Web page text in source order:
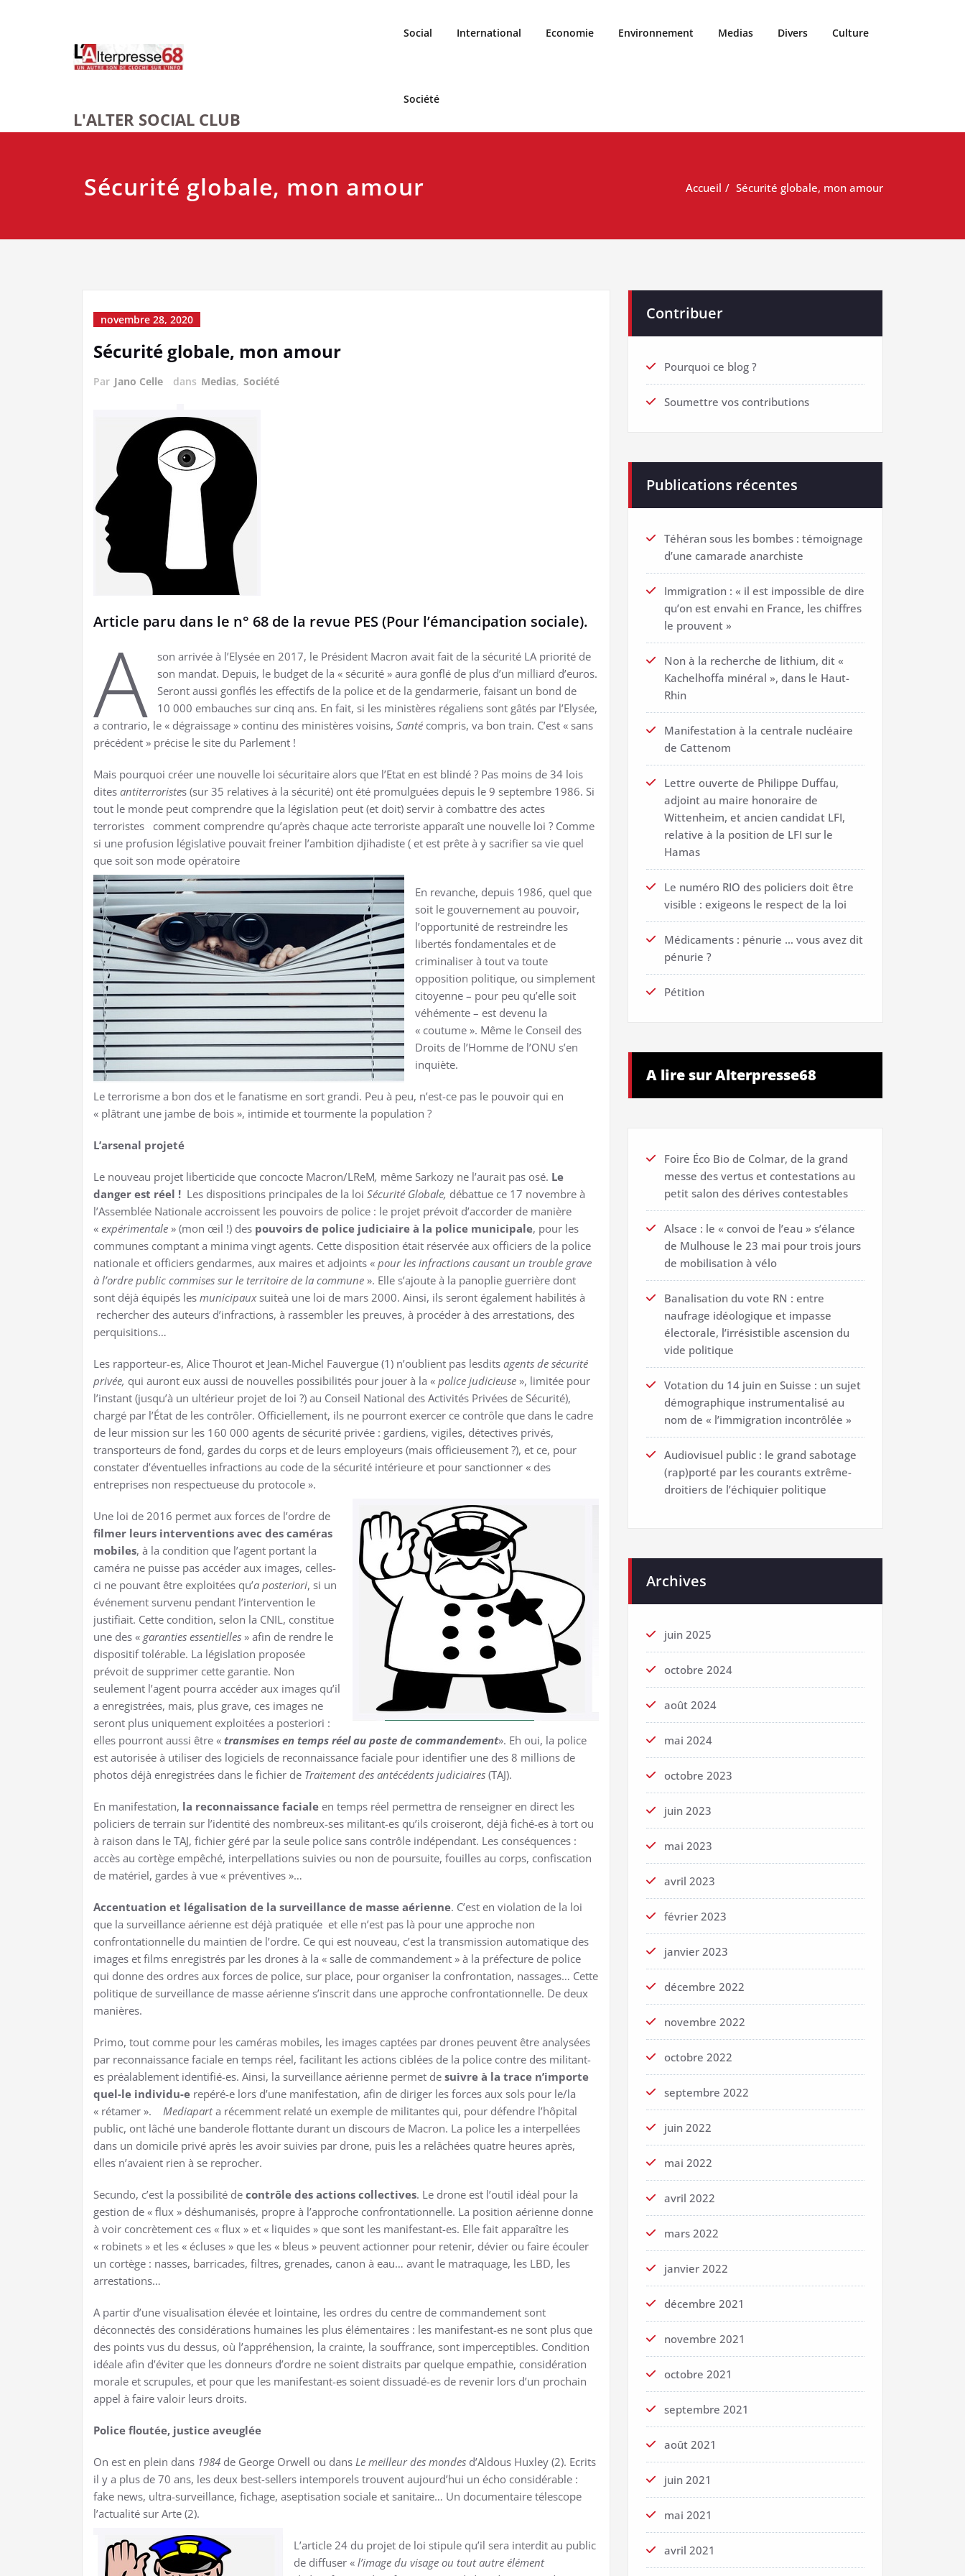
L'ALTER SOCIAL CLUB
Social International Economie Environnement Medias Divers Culture
Société
Sécurité globale, mon amour Accueil Sécurité globale, mon amour
novembre 28, 2020
Sécurité globale, mon amour
Par Jano Celle dans Medias, Société
Article paru dans le n° 68 de la revue PES (Pour l’émancipation sociale).
A
son arrivée à l’Elysée en 2017, le Président Macron avait fait de la sécurité LA priorité de
son mandat. Depuis, le budget de la « sécurité » aura gonflé de plus d’un milliard d’euros.
Seront aussi gonflés les effectifs de la police et de la gendarmerie, faisant un bond de
10 000 embauches sur cinq ans. En fait, si les ministères régaliens sont gâtés par l’Elysée,
a contrario, le « dégraissage » continu des ministères voisins, Santé compris, va bon train. C’est « sans
précédent » précise le site du Parlement !
Mais pourquoi créer une nouvelle loi sécuritaire alors que l’Etat en est blindé ? Pas moins de 34 lois
dites antiterroristes (sur 35 relatives à la sécurité) ont été promulguées depuis le 9 septembre 1986. Si
tout le monde peut comprendre que la législation peut (et doit) servir à combattre des actes
terroristes comment comprendre qu’après chaque acte terroriste apparaît une nouvelle loi ? Comme
si une profusion législative pouvait freiner l’ambition djihadiste ( et est prête à y sacrifier sa vie quel
que soit son mode opératoire
En revanche, depuis 1986, quel que
soit le gouvernement au pouvoir,
l’opportunité de restreindre les
libertés fondamentales et de
criminaliser à tout va toute
opposition politique, ou simplement
citoyenne – pour peu qu’elle soit
véhémente – est devenu la
« coutume ». Même le Conseil des
Droits de l’Homme de l’ONU s’en
inquiète.
Le terrorisme a bon dos et le fanatisme en sort grandi. Peu à peu, n’est-ce pas le pouvoir qui en
« plâtrant une jambe de bois », intimide et tourmente la population ?
L’arsenal projeté
Le nouveau projet liberticide que concocte Macron/LReM, même Sarkozy ne l’aurait pas osé. Le
danger est réel ! Les dispositions principales de la loi Sécurité Globale, débattue ce 17 novembre à
l’Assemblée Nationale accroissent les pouvoirs de police : le projet prévoit d’accorder de manière
« expérimentale » (mon œil !) des pouvoirs de police judiciaire à la police municipale, pour les
communes comptant a minima vingt agents. Cette disposition était réservée aux officiers de la police
nationale et officiers gendarmes, aux maires et adjoints « pour les infractions causant un trouble grave
à l’ordre public commises sur le territoire de la commune ». Elle s’ajoute à la panoplie guerrière dont
sont déjà équipés les municipaux suiteà une loi de mars 2000. Ainsi, ils seront également habilités à
rechercher des auteurs d’infractions, à rassembler les preuves, à procéder à des arrestations, des
perquisitions…
Les rapporteur-es, Alice Thourot et Jean-Michel Fauvergue (1) n’oublient pas lesdits agents de sécurité
privée, qui auront eux aussi de nouvelles possibilités pour jouer à la « police judicieuse », limitée pour
l’instant (jusqu’à un ultérieur projet de loi ?) au Conseil National des Activités Privées de Sécurité),
chargé par l’État de les contrôler. Officiellement, ils ne pourront exercer ce contrôle que dans le cadre
de leur mission sur les 160 000 agents de sécurité privée : gardiens, vigiles, détectives privés,
transporteurs de fond, gardes du corps et de leurs employeurs (mais officieusement ?), et ce, pour
constater d’éventuelles infractions au code de la sécurité intérieure et pour sanctionner « des
entreprises non respectueuse du protocole ».
Une loi de 2016 permet aux forces de l’ordre de
filmer leurs interventions avec des caméras
mobiles, à la condition que l’agent portant la
caméra ne puisse pas accéder aux images, celles-
ci ne pouvant être exploitées qu’a posteriori, si un
événement survenu pendant l’intervention le
justifiait. Cette condition, selon la CNIL, constitue
une des « garanties essentielles » afin de rendre le
dispositif tolérable. La législation proposée
prévoit de supprimer cette garantie. Non
seulement l’agent pourra accéder aux images qu’il
a enregistrées, mais, plus grave, ces images ne
seront plus uniquement exploitées a posteriori :
elles pourront aussi être « transmises en temps réel au poste de commandement». Eh oui, la police
est autorisée à utiliser des logiciels de reconnaissance faciale pour identifier une des 8 millions de
photos déjà enregistrées dans le fichier de Traitement des antécédents judiciaires (TAJ).
En manifestation, la reconnaissance faciale en temps réel permettra de renseigner en direct les
policiers de terrain sur l’identité des nombreux-ses militant-es qu’ils croiseront, déjà fiché-es à tort ou
à raison dans le TAJ, fichier géré par la seule police sans contrôle indépendant. Les conséquences :
accès au cortège empêché, interpellations suivies ou non de poursuite, fouilles au corps, confiscation
de matériel, gardes à vue « préventives »…
Accentuation et légalisation de la surveillance de masse aérienne. C’est en violation de la loi
que la surveillance aérienne est déjà pratiquée et elle n’est pas là pour une approche non
confrontationnelle du maintien de l’ordre. Ce qui est nouveau, c’est la transmission automatique des
images et films enregistrés par les drones à la « salle de commandement » à la préfecture de police
qui donne des ordres aux forces de police, sur place, pour organiser la confrontation, nassages… Cette
politique de surveillance de masse aérienne s’inscrit dans une approche confrontationnelle. De deux
manières.
Primo, tout comme pour les caméras mobiles, les images captées par drones peuvent être analysées
par reconnaissance faciale en temps réel, facilitant les actions ciblées de la police contre des militant-
es préalablement identifié-es. Ainsi, la surveillance aérienne permet de suivre à la trace n’importe
quel-le individu-e repéré-e lors d’une manifestation, afin de diriger les forces aux sols pour le/la
« rétamer ». Mediaparta récemment relaté un exemple de militantes qui, pour défendre l’hôpital
public, ont lâché une banderole flottante durant un discours de Macron. La police les a interpellées
dans un domicile privé après les avoir suivies par drone, puis les a relâchées quatre heures après,
elles n’avaient rien à se reprocher.
Secundo, c’est la possibilité de contrôle des actions collectives. Le drone est l’outil idéal pour la
gestion de « flux » déshumanisés, propre à l’approche confrontationnelle. La position aérienne donne
à voir concrètement ces « flux » et « liquides » que sont les manifestant-es. Elle fait apparaître les
« robinets » et les « écluses » que les « bleus » peuvent actionner pour retenir, dévier ou faire écouler
un cortège : nasses, barricades, filtres, grenades, canon à eau… avant le matraquage, les LBD, les
arrestations…
A partir d’une visualisation élevée et lointaine, les ordres du centre de commandement sont
déconnectés des considérations humaines les plus élémentaires : les manifestant-es ne sont plus que
des points vus du dessus, où l’appréhension, la crainte, la souffrance, sont imperceptibles. Condition
idéale afin d’éviter que les donneurs d’ordre ne soient distraits par quelque empathie, considération
morale et scrupules, et pour que les manifestant-es soient dissuadé-es de revenir lors d’un prochain
appel à faire valoir leurs droits.
Police floutée, justice aveuglée
On est en plein dans 1984 de George Orwell ou dans Le meilleur des mondes d’Aldous Huxley (2). Ecrits
il y a plus de 70 ans, les deux best-sellers intemporels trouvent aujourd’hui un écho considérable :
fake news, ultra-surveillance, fichage, aseptisation sociale et sanitaire… Un documentaire télescope
l’actualité sur Arte (2).
L’article 24 du projet de loi stipule qu’il sera interdit au public
de diffuser « l’image du visage ou tout autre élément
Contribuer
Pourquoi ce blog ?
Soumettre vos contributions
Publications récentes
Téhéran sous les bombes : témoignage
d’une camarade anarchiste
Immigration : « il est impossible de dire
qu’on est envahi en France, les chiffres
le prouvent »
Non à la recherche de lithium, dit «
Kachelhoffa minéral », dans le Haut-
Rhin
Manifestation à la centrale nucléaire
de Cattenom
Lettre ouverte de Philippe Duffau,
adjoint au maire honoraire de
Wittenheim, et ancien candidat LFI,
relative à la position de LFI sur le
Hamas
Le numéro RIO des policiers doit être
visible : exigeons le respect de la loi
Médicaments : pénurie … vous avez dit
pénurie ?
Pétition
A lire sur Alterpresse68
Foire Éco Bio de Colmar, de la grand
messe des vertus et contestations au
petit salon des dérives contestables
Alsace : le « convoi de l’eau » s’élance
de Mulhouse le 23 mai pour trois jours
de mobilisation à vélo
Banalisation du vote RN : entre
naufrage idéologique et impasse
électorale, l’irrésistible ascension du
vide politique
Votation du 14 juin en Suisse : un sujet
démographique instrumentalisé au
nom de « l’immigration incontrôlée »
Audiovisuel public : le grand sabotage
(rap)porté par les courants extrême-
droitiers de l’échiquier politique
Archives
juin 2025
octobre 2024
août 2024
mai 2024
octobre 2023
juin 2023
mai 2023
avril 2023
février 2023
janvier 2023
décembre 2022
novembre 2022
octobre 2022
septembre 2022
juin 2022
mai 2022
avril 2022
mars 2022
janvier 2022
décembre 2021
novembre 2021
octobre 2021
septembre 2021
août 2021
juin 2021
mai 2021
avril 2021